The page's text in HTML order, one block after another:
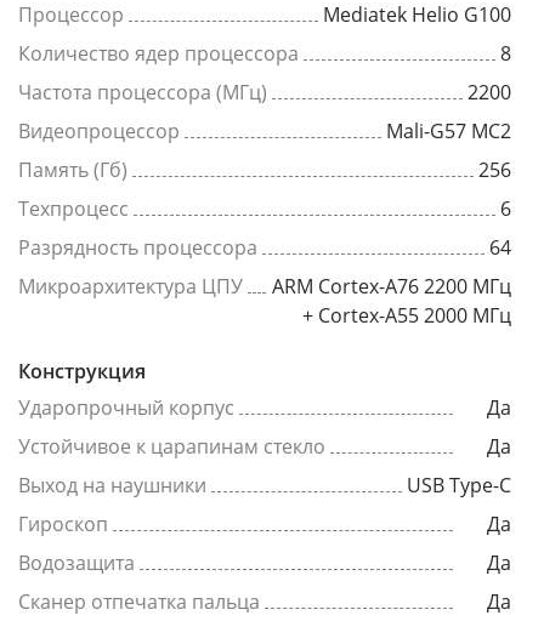
Процессор
Mediatek Helio G100
Количество ядер процессора
8
Частота процессора (МГц)
2200
Видеопроцессор
Mali-G57 MC2
Память (Гб)
256
Техпроцесс
6
Разрядность процессора
64
Микроархитектура ЦПУ
ARM Cortex-A76 2200 МГц
+ Cortex-A55 2000 МГц
Конструкция
Ударопрочный корпус
Да
Устойчивое к царапинам стекло
Да
Выход на наушники
USB Type-C
Гироскоп
Да
Водозащита
Да
Сканер отпечатка пальца
Да